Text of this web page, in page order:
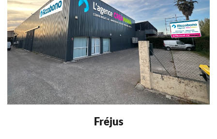
Fréjus